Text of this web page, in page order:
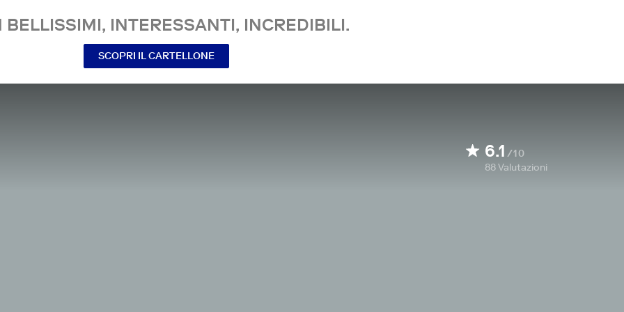
BELLISSIMI, INTERESSANTI, INCREDIBILI.
SCOPRI IL CARTELLONE
6.1 /10
88Valutazioni